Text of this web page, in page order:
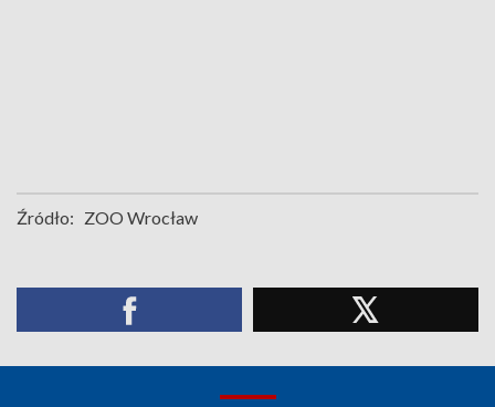
Źródło: ZOO Wrocław